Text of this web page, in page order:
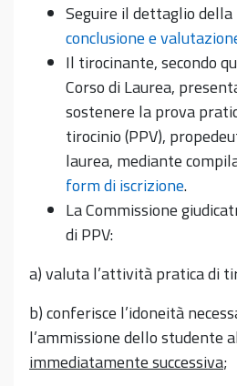
Seguire il dettaglio della
conclusione e
Il tirocinante, secondo
Corso di Laurea,
sostenere la prova
tirocinio (PPV),
laurea, mediante
form di iscrizione.
La Commissione
di PPV:
a) valuta l’attività pratica di
b) conferisce l’idoneità
l’ammissione dello studente
immediatamente successiva;